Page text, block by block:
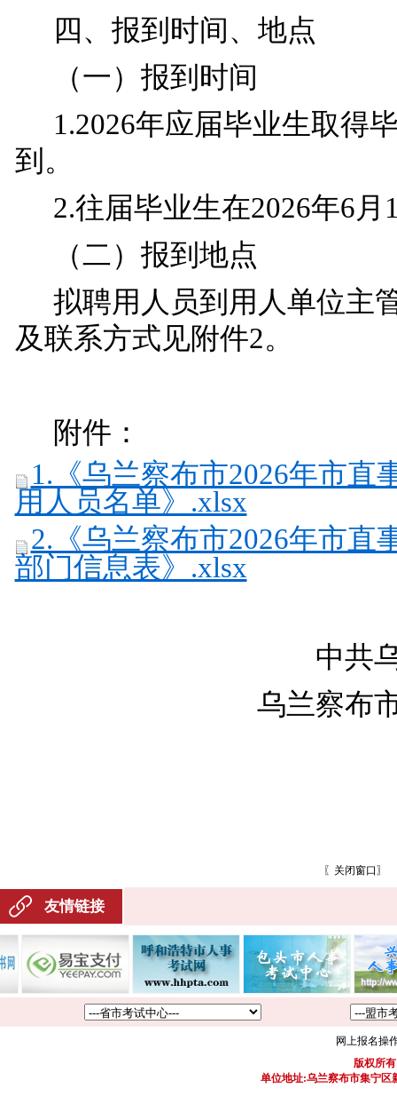
四、报到时间、地点
（一）报到时间
1.2026年应届毕业生取得
到。
2.往届毕业生在2026年6月
（二）报到地点
拟聘用人员到用人单位主
及联系方式见附件2。
附件：
1.《乌兰察布市2026年市直
用人员名单》.xlsx
2.《乌兰察布市2026年市直
部门信息表》.xlsx
中共
乌兰察布
〖 关闭窗口 〗
友情链接
网上报名操
版权所
单位地址:乌兰察布市集宁区